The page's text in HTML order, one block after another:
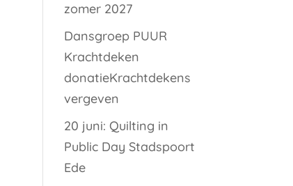
zomer 2027
Dansgroep PUUR
Krachtdeken
donatieKrachtdekens
vergeven
20 juni: Quilting in
Public Day Stadspoort
Ede